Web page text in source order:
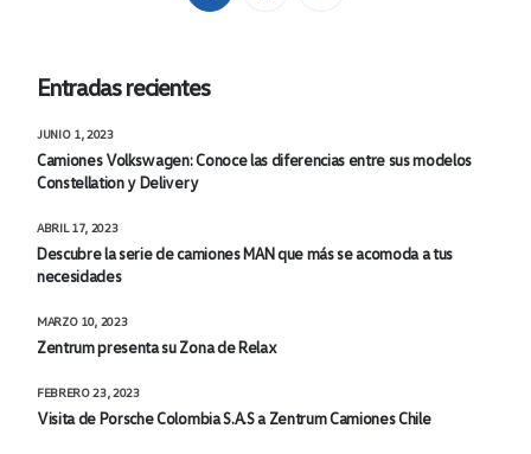
Entradas recientes
Camiones Volkswagen: Conoce las diferencias entre sus modelos
Constellation y Delivery
JUNIO 1, 2023
Descubre la serie de camiones MAN que más se acomoda a tus
necesidades
ABRIL 17, 2023
Zentrum presenta su Zona de Relax
MARZO 10, 2023
Visita de Porsche Colombia S.A.S a Zentrum Camiones Chile
FEBRERO 23, 2023